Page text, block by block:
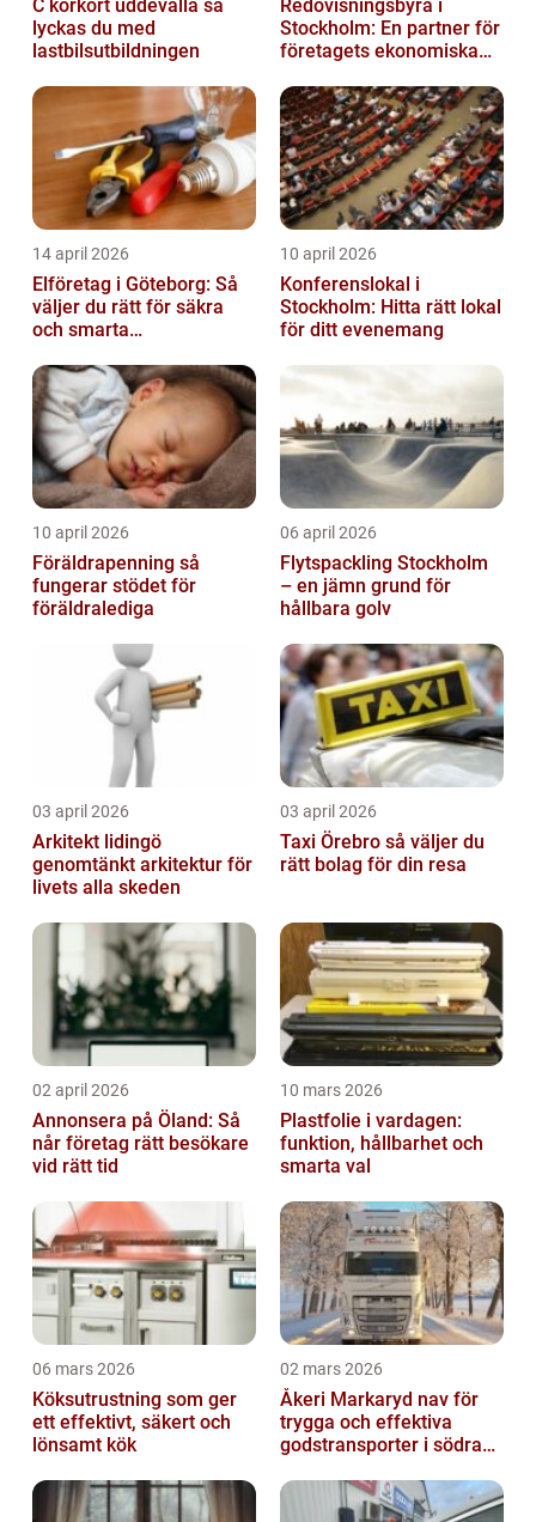
C körkort uddevalla så
lyckas du med
lastbilsutbildningen
Redovisningsbyrå i
Stockholm: En partner för
företagets ekonomiska
14 april 2026
Elföretag i Göteborg: Så
väljer du rätt för säkra
och smarta
10 april 2026
Konferenslokal i
Stockholm: Hitta rätt lokal
för ditt evenemang
10 april 2026
Föräldrapenning så
fungerar stödet för
föräldralediga
06 april 2026
Flytspackling Stockholm
– en jämn grund för
hållbara golv
03 april 2026
Arkitekt lidingö
genomtänkt arkitektur för
livets alla skeden
03 april 2026
Taxi Örebro så väljer du
rätt bolag för din resa
02 april 2026
Annonsera på Öland: Så
når företag rätt besökare
vid rätt tid
10 mars 2026
Plastfolie i vardagen:
funktion, hållbarhet och
smarta val
06 mars 2026
Köksutrustning som ger
ett effektivt, säkert och
lönsamt kök
02 mars 2026
Åkeri Markaryd nav för
trygga och effektiva
godstransporter i södra